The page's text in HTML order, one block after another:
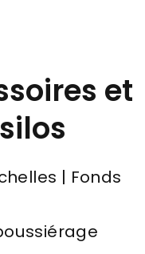
et
| Fonds